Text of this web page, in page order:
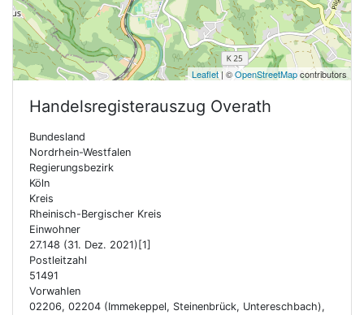
Leaflet| ©OpenStreetMapcontributors
Handelsregisterauszug Overath
Bundesland
Nordrhein-Westfalen
Regierungsbezirk
Köln
Kreis
Rheinisch-Bergischer Kreis
Einwohner
27.148 (31. Dez. 2021)[1]
Postleitzahl
51491
Vorwahlen
02206, 02204 (Immekeppel, Steinenbrück, Untereschbach),